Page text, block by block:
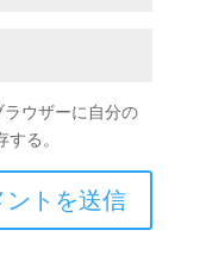
ウザーに自分の
る。